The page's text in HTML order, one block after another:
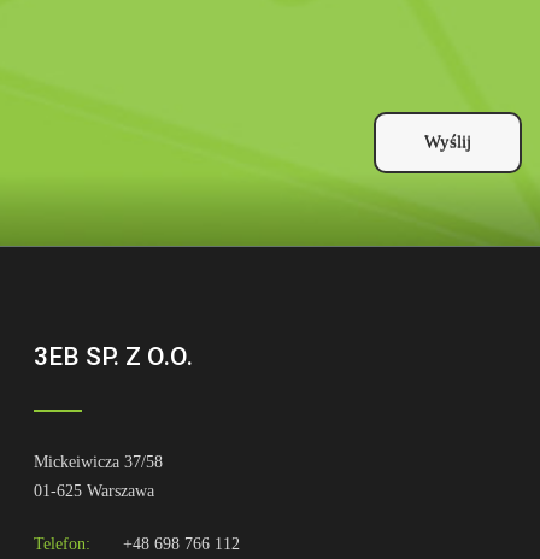
Wyślij
3EB SP. Z O.O.
Mickeiwicza 37/58
01-625 Warszawa
Telefon: +48 698 766 112